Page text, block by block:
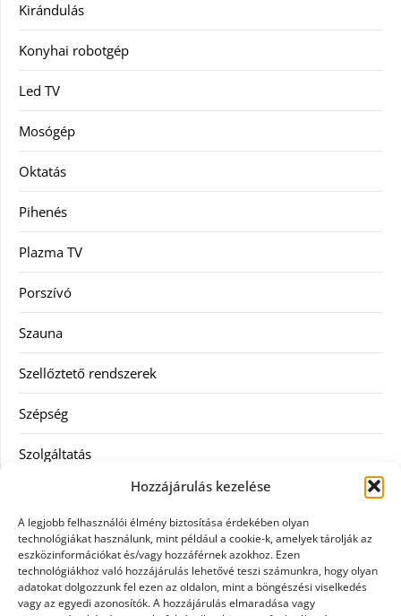
Hozzájárulás kezelése
A legjobb felhasználói élmény biztosítása érdekében olyan
technológiákat használunk, mint például a cookie-k, amelyek tárolják az
eszközinformációkat és/vagy hozzáférnek azokhoz. Ezen
technológiákhoz való hozzájárulás lehetővé teszi számunkra, hogy olyan
adatokat dolgozzunk fel ezen az oldalon, mint a böngészési viselkedés
vagy az egyedi azonosítók. A hozzájárulás elmaradása vagy
Kirándulás
Konyhai robotgép
Led TV
Mosógép
Oktatás
Pihenés
Plazma TV
Porszívó
Szauna
Szellőztető rendszerek
Szépség
Szolgáltatás
Televízió
Vásárlás